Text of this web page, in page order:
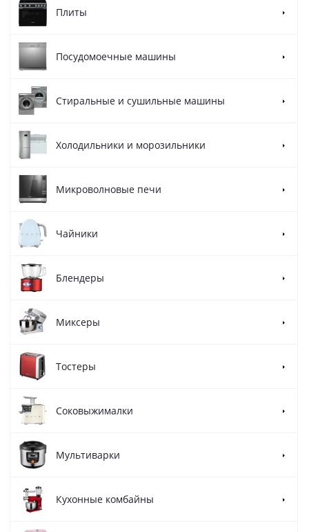
Плиты
Посудомоечные машины
Стиральные и сушильные машины
Холодильники и морозильники
Микроволновые печи
Чайники
Блендеры
Миксеры
Тостеры
Соковыжималки
Мультиварки
Кухонные комбайны